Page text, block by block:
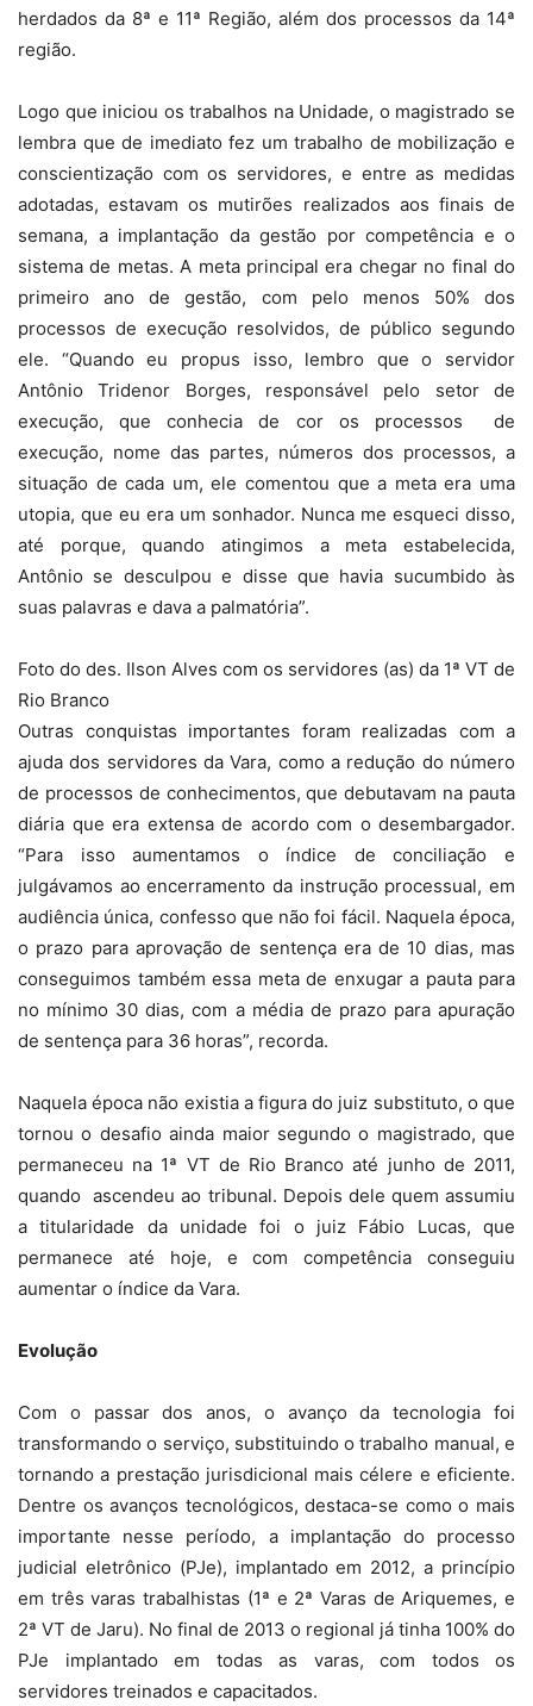
herdados da 8ª e 11ª Região, além dos processos da 14ª
região.
Logo que iniciou os trabalhos na Unidade, o magistrado se
lembra que de imediato fez um trabalho de mobilização e
conscientização com os servidores, e entre as medidas
adotadas, estavam os mutirões realizados aos finais de
semana, a implantação da gestão por competência e o
sistema de metas. A meta principal era chegar no final do
primeiro ano de gestão, com pelo menos 50% dos
processos de execução resolvidos, de público segundo
ele. “Quando eu propus isso, lembro que o servidor
Antônio Tridenor Borges, responsável pelo setor de
execução, que conhecia de cor os processos de
execução, nome das partes, números dos processos, a
situação de cada um, ele comentou que a meta era uma
utopia, que eu era um sonhador. Nunca me esqueci disso,
até porque, quando atingimos a meta estabelecida,
Antônio se desculpou e disse que havia sucumbido às
suas palavras e dava a palmatória”.
Foto do des. Ilson Alves com os servidores (as) da 1ª VT de
Rio Branco
Outras conquistas importantes foram realizadas com a
ajuda dos servidores da Vara, como a redução do número
de processos de conhecimentos, que debutavam na pauta
diária que era extensa de acordo com o desembargador.
“Para isso aumentamos o índice de conciliação e
julgávamos ao encerramento da instrução processual, em
audiência única, confesso que não foi fácil. Naquela época,
o prazo para aprovação de sentença era de 10 dias, mas
conseguimos também essa meta de enxugar a pauta para
no mínimo 30 dias, com a média de prazo para apuração
de sentença para 36 horas”, recorda.
Naquela época não existia a figura do juiz substituto, o que
tornou o desafio ainda maior segundo o magistrado, que
permaneceu na 1ª VT de Rio Branco até junho de 2011,
quando ascendeu ao tribunal. Depois dele quem assumiu
a titularidade da unidade foi o juiz Fábio Lucas, que
permanece até hoje, e com competência conseguiu
aumentar o índice da Vara.
Evolução
Com o passar dos anos, o avanço da tecnologia foi
transformando o serviço, substituindo o trabalho manual, e
tornando a prestação jurisdicional mais célere e eficiente.
Dentre os avanços tecnológicos, destaca-se como o mais
importante nesse período, a implantação do processo
judicial eletrônico (PJe), implantado em 2012, a princípio
em três varas trabalhistas (1ª e 2ª Varas de Ariquemes, e
2ª VT de Jaru). No final de 2013 o regional já tinha 100% do
PJe implantado em todas as varas, com todos os
servidores treinados e capacitados.